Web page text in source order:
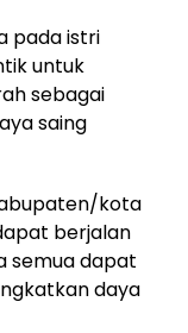
pada istri
untuk
sebagai
saing
kota
berjalan
semua dapat
daya